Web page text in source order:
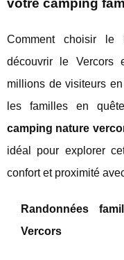
votre camping
Comment choisir le
découvrir le
millions de visiteurs
les familles en
camping nature
idéal pour explorer
confort et proximité
Randonnées
Vercors